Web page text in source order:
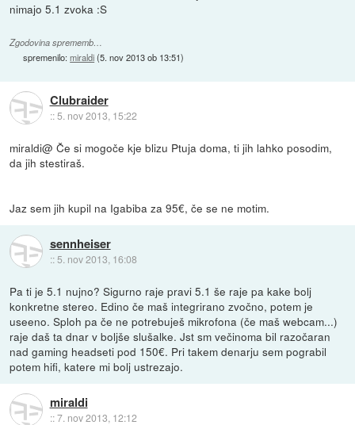
nimajo 5.1 zvoka :S
Zgodovina sprememb…
spremenilo:miraldi(5. nov 2013 ob 13:51)
Clubraider
::5. nov 2013, 15:22
miraldi@ Če si mogoče kje blizu Ptuja doma, ti jih lahko posodim,
da jih stestiraš.
Jaz sem jih kupil na Igabiba za 95€, če se ne motim.
sennheiser
:: 5. nov 2013, 16:08
Pa ti je 5.1 nujno? Sigurno raje pravi 5.1 še raje pa kake bolj
konkretne stereo. Edino če maš integrirano zvočno, potem je
useeno. Sploh pa če ne potrebuješ mikrofona (če maš webcam...)
raje daš ta dnar v boljše slušalke. Jst sm večinoma bil razočaran
nad gaming headseti pod 150€. Pri takem denarju sem pograbil
potem hifi, katere mi bolj ustrezajo.
miraldi
::7. nov 2013, 12:12